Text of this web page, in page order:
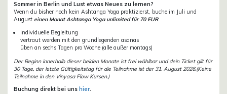
Sommer in Berlin und Lust etwas Neues zu lernen?
Wenn du bisher noch kein Ashtanga Yoga praktizierst, buche im Juli und
August einen Monat Ashtanga Yoga unlimited für 70 EUR.
individuelle Begleitung
vertraut werden mit den grundlegenden asanas
üben an sechs Tagen pro Woche (alle außer montags)
Der Beginn innerhalb dieser beiden Monate ist frei wählbar und dein Ticket gilt für
30 Tage, der letzte Gültigkeitstag für die Teilnahme ist der 31. August 2026.(Keine
Teilnahme in den Vinyasa Flow Kursen.)
Buchung direkt bei uns hier.